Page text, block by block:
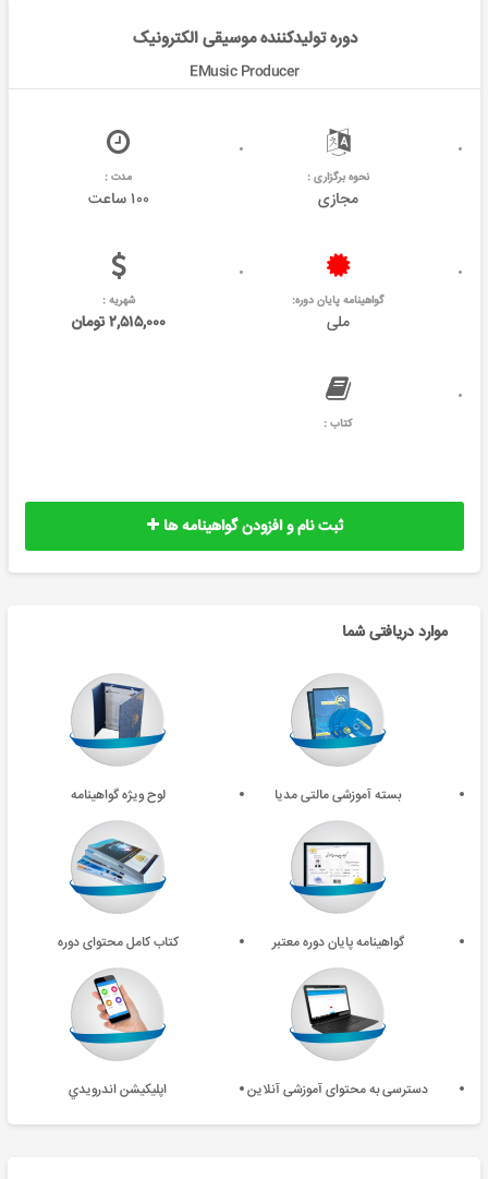
دوره تولیدکننده موسیقی الکترونیک
EMusic Producer
نحوه برگزاری :
مجازی
مدت :
۱۰۰ ساعت
گواهینامه پایان دوره:
ملی
شهریه :
۲,۵۱۵,۰۰۰ تومان
کتاب :
ثبت نام و افزودن گواهینامه ها
موارد دریافتی شما
بسته آموزشی مالتی مدیا لوح ویژه گواهینامه
گواهینامه پایان دوره معتبر کتاب کامل محتوای دوره
دسترسی به محتوای آموزشی آنلاین اپليکيشن اندرويدي